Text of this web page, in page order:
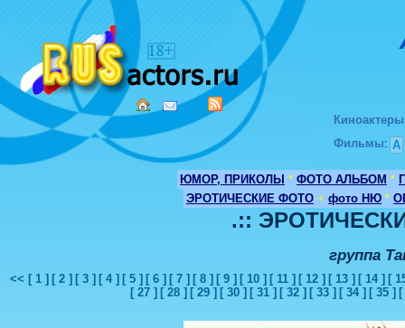
Киноактеры
Фильмы: А
ЮМОР, ПРИКОЛЫ * ФОТО АЛЬБОМ *
ЭРОТИЧЕСКИЕ ФОТО + фото НЮ *
.::
группа
<< [ 1 ] [ 2 ] [ 3 ] [ 4 ] [ 5 ] [ 6 ] [ 7 ] [ 8 ] [ 9 ] [ 10 ] [ 11 ] [ 12 ] [ 13 ] [ 14 ] [
[ 27 ] [ 28 ] [ 29 ] [ 30 ] [ 31 ] [ 32 ] [ 33 ] [ 34 ] [ 35 ]